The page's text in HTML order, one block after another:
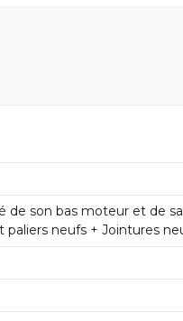
son bas moteur et de sa
neufs + Jointures